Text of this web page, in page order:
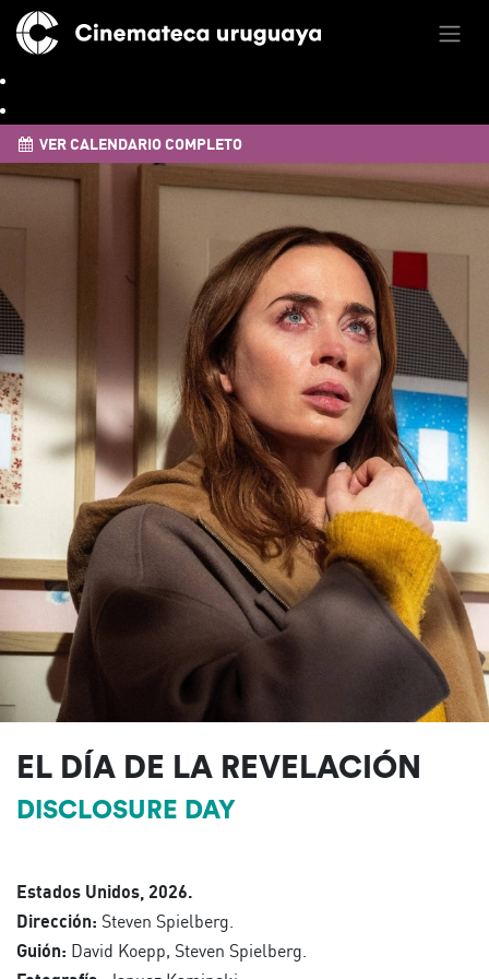
VER CALENDARIO COMPLETO
EL DÍA DE LA REVELACIÓN
DISCLOSURE DAY
Estados Unidos, 2026.
Dirección: Steven Spielberg.
Guión: David Koepp, Steven Spielberg.